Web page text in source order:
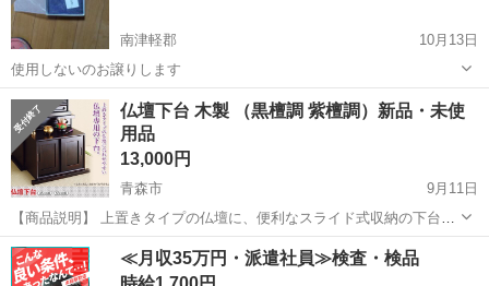
南津軽郡
10月13日
使用しないのお譲りします
青森 南津軽郡 冠婚葬祭 念珠
仏壇下台 木製 （黒檀調 紫檀調）新品・未使
用品
13,000円
青森市
9月11日
【商品説明】 上置きタイプの仏壇に、便利なスライド式収納の下台。
●引き戸の部分は前にスライドさせれば台になり、読経やお供えに便利
です。光沢のある表面仕上げが美しい仏壇下台。 ●下台を使うと座っ
青森 青森市 冠婚葬祭 仏壇
≪月収35万円・派遣社員≫検査・検品